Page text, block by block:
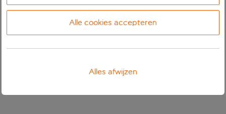
Alle cookies accepteren
Alles afwijzen